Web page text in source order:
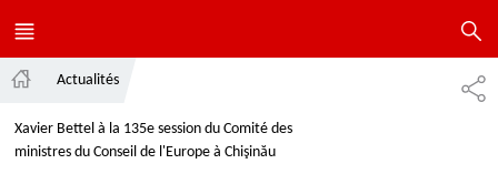
MENU
PRINCIPAL AFFICHER
Actualités
Xavier Bettel à la 135e session du Comité des
ministres du Conseil de l'Europe à Chişinău